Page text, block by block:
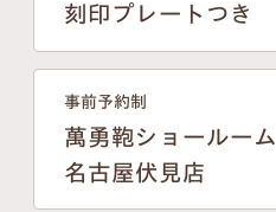
刻印プレートつき
事前予約制
萬勇鞄ショールーム
名古屋伏見店